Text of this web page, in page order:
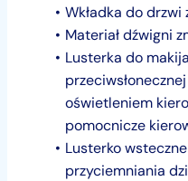
Wkładka do drzwi
Materiał dźwigni
Lusterka do
oświetleniem
pomocnicze
Lusterko
przyciemniania